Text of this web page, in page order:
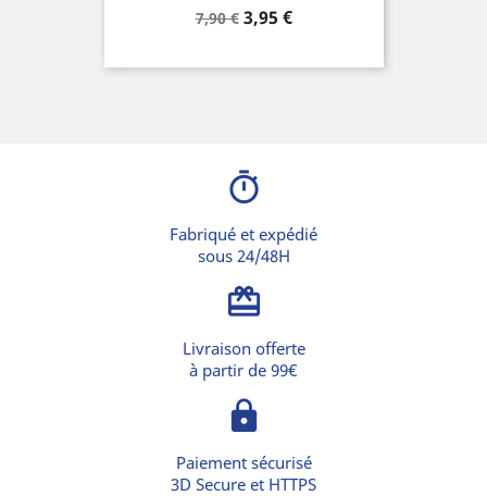
Prix
7,90 € Prix
3,95 €
timer
Fabriqué et expédié
sous 24/48H
card_giftcard
Livraison offerte
à partir de 99€
lock
Paiement sécurisé
3D Secure et HTTPS